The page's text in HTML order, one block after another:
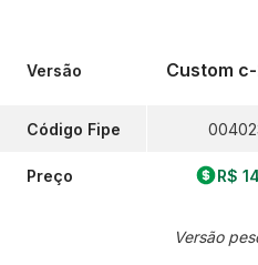
Versão
Código Fipe
Preço
Custom c-
R$
Versão